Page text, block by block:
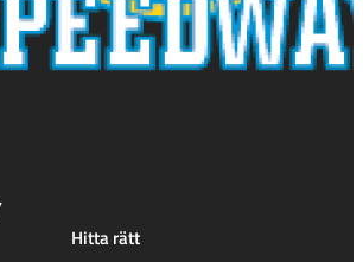
Hitta rätt